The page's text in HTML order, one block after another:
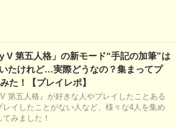
V 第五人格」の新モード“手記の加筆”は
たけれど…実際どうなの？集まってプ
た！【プレイレポ】
V 第五人格』が好きな人やプレイしたことある
レイしたことがない人など、様々な4人を集め
みました！